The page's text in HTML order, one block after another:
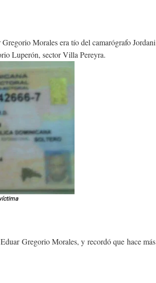
Morales era tío del camarógrafo Jordani
Luperón, sector Villa Pereyra.
Gregorio Morales, y recordó que hace más